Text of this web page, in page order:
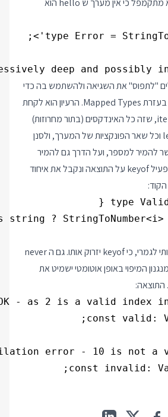
לא מספר. הקוד הזה לא מתקמפל כי אין מערך ש hello הוא
type Error =
deep and possibly
"לתפוס" את השגיאה ולהשתמש בה כדי
לזרוק מפתחות מיותרים בעזרת Mapped Types. הרעיון הוא לקחת
את כל המפתחות ב items, שזה כל האינדקסים (בתור מחרוזות)
אבל גם המאפיין length וכל שאר הפונקציות של המערך, ולסנן
למספר, ועל הדרך גם להמיר
אותם למספרים. בסוף נפעיל keyof על התוצאה ונקבל את איחוד
הערך 2 בסוף הוא שרירותי לגמרי, כי keyof יזרוק אותו. גם ה never
המיפוי באופן אוטומטי ישמיט את
התוצאה:
const invalid: